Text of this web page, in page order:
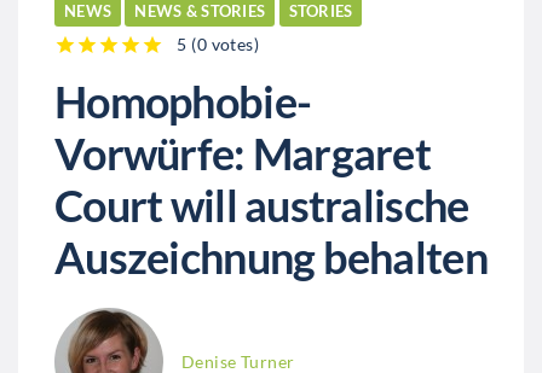
NEWS NEWS & STORIES STORIES
5 (0 votes)
Homophobie-
Vorwürfe: Margaret
Court will australische
Auszeichnung behalten
Denise Turner